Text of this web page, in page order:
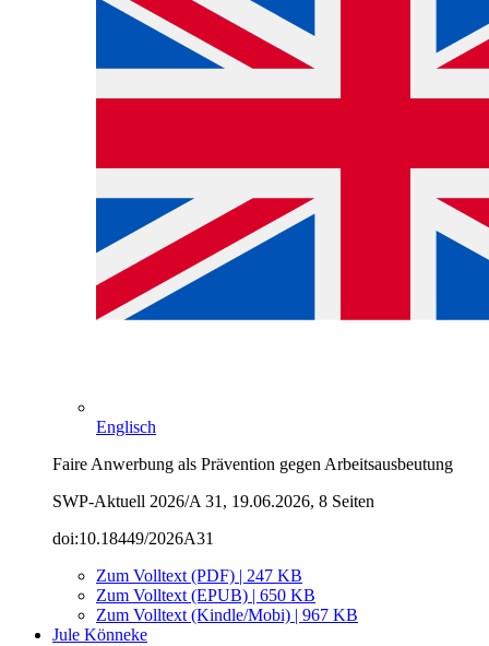
Englisch
Faire Anwerbung als Prävention gegen Arbeitsausbeutung
SWP-Aktuell 2026/A 31, 19.06.2026, 8 Seiten
doi:10.18449/2026A31
Zum Volltext (PDF) | 247 KB
Zum Volltext (EPUB) | 650 KB
Zum Volltext (Kindle/Mobi) | 967 KB
Jule Könneke